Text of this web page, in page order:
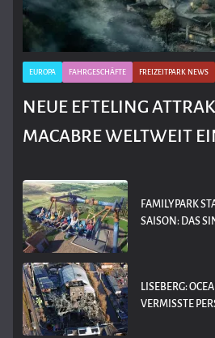
EUROPA FAHRGESCHÄFTE FREIZEITPARK NEWS
NEUE EFTELING
MACABRE WELTWEIT
FAMILYPARK
SAISON: DAS
LISEBERG:
VERMISSTE